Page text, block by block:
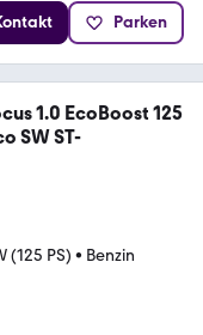
Parken
1.0 EcoBoost 125
SW ST-
(125 PS) • Benzin